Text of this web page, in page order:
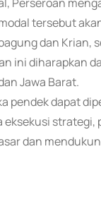
tersebut
dan Krian,
ini diharapkan
Jawa Barat.
pendek dapat
dan